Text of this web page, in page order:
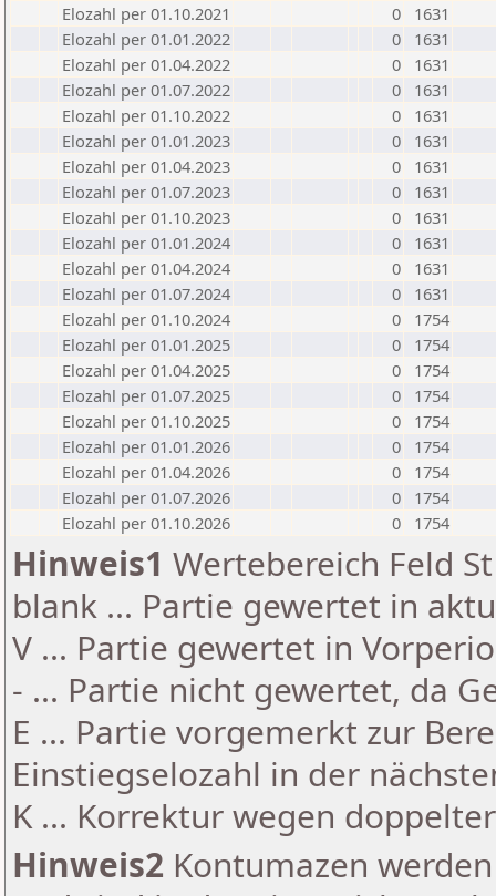
Elozahl per 01.10.2021
0
1631
Elozahl per 01.01.2022
0
1631
Elozahl per 01.04.2022
0
1631
Elozahl per 01.07.2022
0
1631
Elozahl per 01.10.2022
0
1631
Elozahl per 01.01.2023
0
1631
Elozahl per 01.04.2023
0
1631
Elozahl per 01.07.2023
0
1631
Elozahl per 01.10.2023
0
1631
Elozahl per 01.01.2024
0
1631
Elozahl per 01.04.2024
0
1631
Elozahl per 01.07.2024
0
1631
Elozahl per 01.10.2024
0
1754
Elozahl per 01.01.2025
0
1754
Elozahl per 01.04.2025
0
1754
Elozahl per 01.07.2025
0
1754
Elozahl per 01.10.2025
0
1754
Elozahl per 01.01.2026
0
1754
Elozahl per 01.04.2026
0
1754
Elozahl per 01.07.2026
0
1754
Elozahl per 01.10.2026
0 1754
Hinweis1 Wertebereich Feld
blank ... Partie gewertet in
V ... Partie gewertet in
- ... Partie nicht gewertet, da
E ... Partie vorgemerkt zur
Einstiegselozahl in der
K ... Korrektur wegen
Hinweis2 Kontumazen